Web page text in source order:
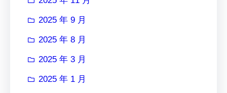
2025 年 9 月
2025 年 8 月
2025 年 3 月
2025 年 1 月